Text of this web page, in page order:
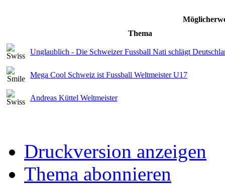
Thema
Unglaublich - Die Schweizer Fussball Nati schlägt
Mega Cool Schweiz ist Fussball Weltmeister U17
Andreas Küttel Weltmeister
Druckversion anzeigen
Thema abonnieren